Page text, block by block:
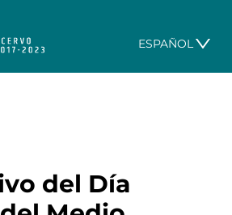
ESPAÑOL
del Día